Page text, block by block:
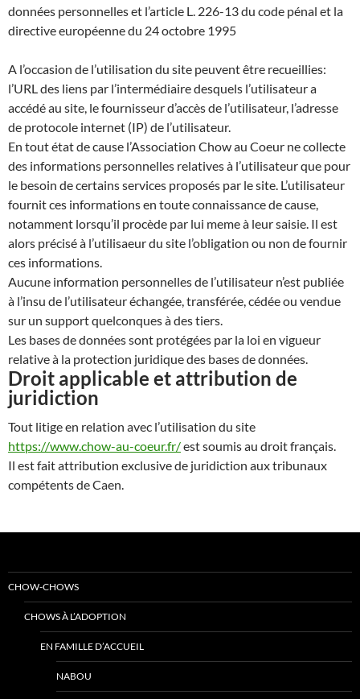
données personnelles et l’article L. 226-13 du code pénal et la
directive européenne du 24 octobre 1995
A l’occasion de l’utilisation du site peuvent être recueillies:
l’URL des liens par l’intermédiaire desquels l’utilisateur a
accédé au site, le fournisseur d’accès de l’utilisateur, l’adresse
de protocole internet (IP) de l’utilisateur.
En tout état de cause l’Association Chow au Coeur ne collecte
des informations personnelles relatives à l’utilisateur que pour
le besoin de certains services proposés par le site. L’utilisateur
fournit ces informations en toute connaissance de cause,
notamment lorsqu’il procède par lui meme à leur saisie. Il est
alors précisé à l’utilisaeur du site l’obligation ou non de fournir
ces informations.
Aucune information personnelles de l’utilisateur n’est publiée
à l’insu de l’utilisateur échangée, transférée, cédée ou vendue
sur un support quelconques à des tiers.
Les bases de données sont protégées par la loi en vigueur
relative à la protection juridique des bases de données.
Droit applicable et attribution de
juridiction
Tout litige en relation avec l’utilisation du site
https://www.chow-au-coeur.fr/est soumis au droit français.
Il est fait attribution exclusive de juridiction aux tribunaux
compétents de Caen.
CHOW-CHOWS
CHOWS À L’ADOPTION
EN FAMILLE D’ACCUEIL
NABOU